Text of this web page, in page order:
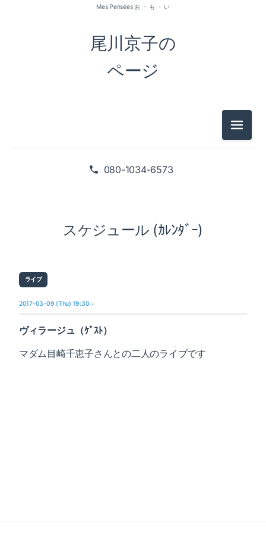
080-1034-6573
尾川京子の
ページ
Mes Pensées お ・ も ・ い
メニュ
スケジュール (ｶﾚﾝﾀﾞｰ)
ライブ
2017-03-09 (Thu) 19:30～
ヴィラージュ（ｹﾞｽﾄ）
マダム目崎千恵子さんとの二人のライブです